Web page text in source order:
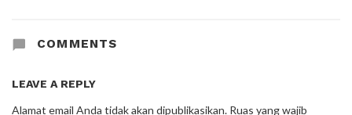
COMMENTS
LEAVE A REPLY
Alamat email Anda tidak akan dipublikasikan. Ruas yang wajib